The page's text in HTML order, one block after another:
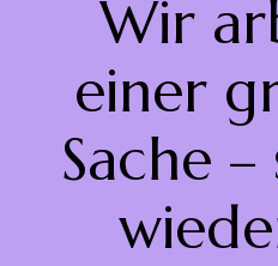
Wir
einer
Sache